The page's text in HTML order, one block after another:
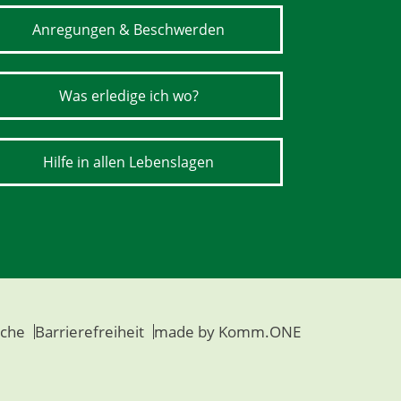
Anregungen & Beschwerden
Was erledige ich wo?
Hilfe in allen Lebenslagen
Barrierefreiheit made by Komm.ONE